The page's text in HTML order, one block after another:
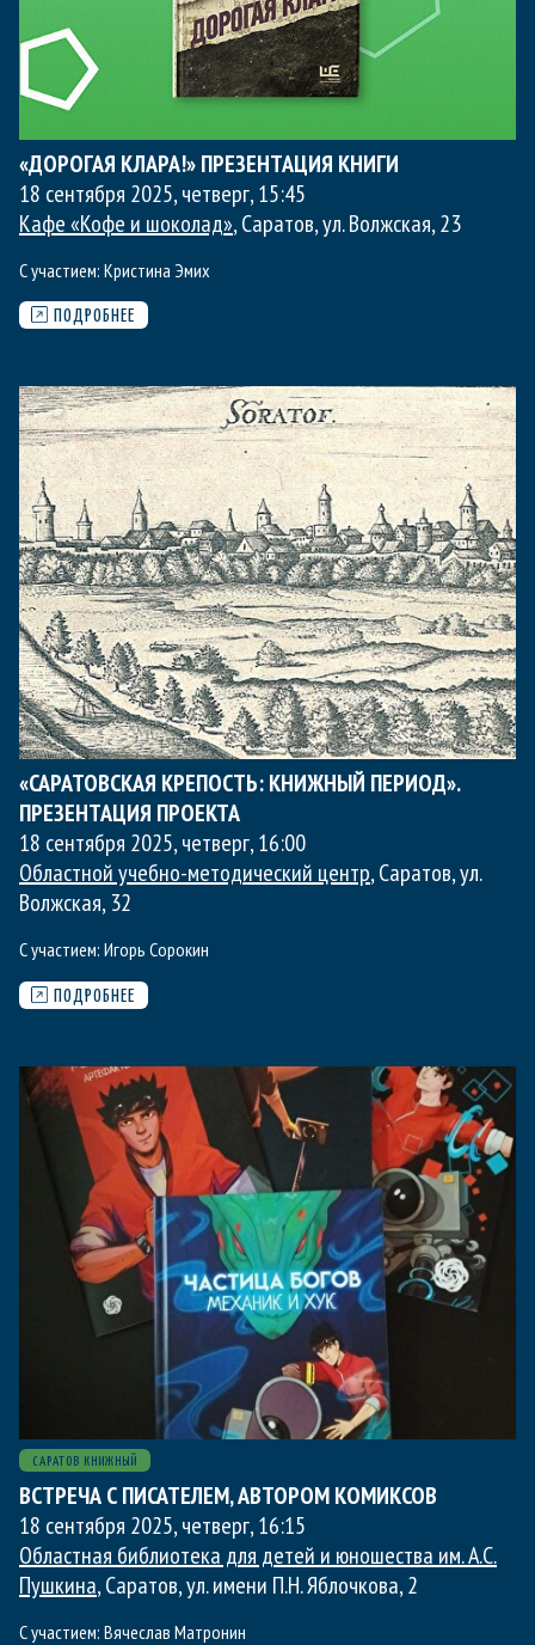
«ДОРОГАЯ КЛАРА!» ПРЕЗЕНТАЦИЯ КНИГИ
18 сентября 2025, четверг,15:45
Кафе «Кофе и шоколад», Саратов, ул. Волжская, 23
С участием: Кристина Эмих
ПОДРОБНЕЕ
«САРАТОВСКАЯ КРЕПОСТЬ: КНИЖНЫЙ ПЕРИОД».
ПРЕЗЕНТАЦИЯ ПРОЕКТА
18 сентября 2025, четверг,16:00
Областной учебно-методический центр, Саратов, ул.
Волжская, 32
С участием: Игорь Сорокин
ПОДРОБНЕЕ
САРАТОВ КНИЖНЫЙ
ВСТРЕЧА С ПИСАТЕЛЕМ, АВТОРОМ КОМИКСОВ
18 сентября 2025, четверг,16:15
Областная библиотека для детей и юношества им. А.С.
Пушкина, Саратов, ул. имени П.Н. Яблочкова, 2
С участием: Вячеслав Матронин